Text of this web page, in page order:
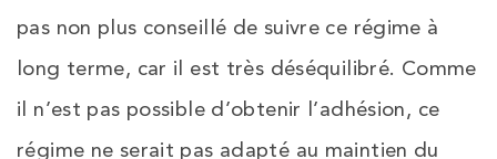
pas non plus conseillé de suivre ce régime à
long terme, car il est très déséquilibré. Comme
il n’est pas possible d’obtenir l’adhésion, ce
régime ne serait pas adapté au maintien du